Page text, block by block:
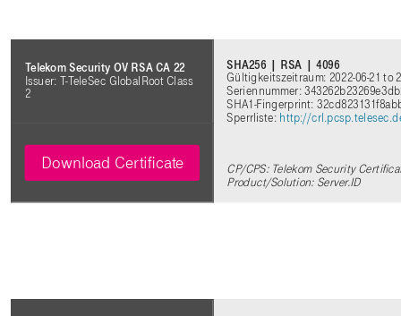
Telekom Security OV RSA CA 22
Issuer: T-TeleSec GlobalRoot Class
2
SHA256 | RSA | 4096
Gültigkeitszeitraum: 2022-06-21 to
Seriennummer:
SHA1-Fingerprint:
Sperrliste: http://
CP/CPS: Telekom Security
Product/Solution: Server.ID
Download Certificate